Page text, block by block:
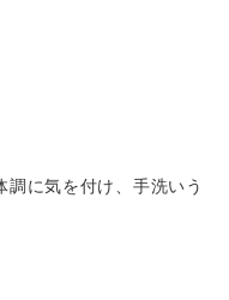
調に気を付け、手洗いう